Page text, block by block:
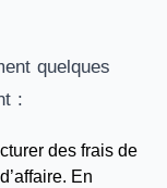
quelques
:
des frais de
En